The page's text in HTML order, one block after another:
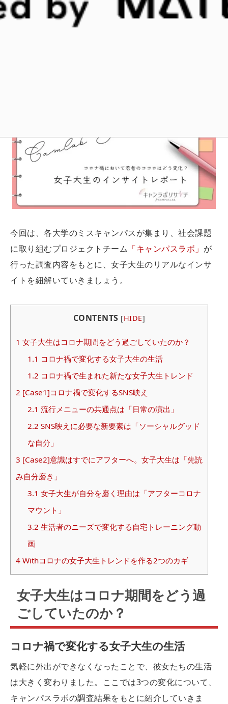
以前にも増して若者世代のリアルな声が必要な今、実
際に女子大生の間でどのような生活の変化が起こり、
今回は、各大学のミスキャンパスが集まり、社会課題
に取り組むプロジェクトチーム 「キャンパスラボ」 が
行った調査内容をもとに、女子大生のリアルなインサ
イトを紐解いていきましょう。
CONTENTS [HIDE]
1 女子大生はコロナ期間をどう過ごしていたのか？
1.1 コロナ禍で変化する女子大生の生活
1.2 コロナ禍で生まれた新たな女子大生トレンド
2 [Case1]コロナ禍で変化するSNS映え
2.1 流行メニューの共通点は「日常の演出」
2.2 SNS映えに必要な新要素は「ソーシャルグッド
な自分」
3 [Case2]意識はすでにアフターへ。女子大生は「先読
み自分磨き」
3.1 女子大生が自分を磨く理由は「アフターコロナ
マウント」
3.2 生活者のニーズで変化する自宅トレーニング動
画
4 Withコロナの女子大生トレンドを作る2つのカギ
女子大生はコロナ期間をどう過
ごしていたのか？
コロナ禍で変化する女子大生の生活
気軽に外出ができなくなったことで、彼女たちの生活
は大きく変わりました。ここでは3つの変化について、
キャンパスラボの調査結果をもとに紹介していきま